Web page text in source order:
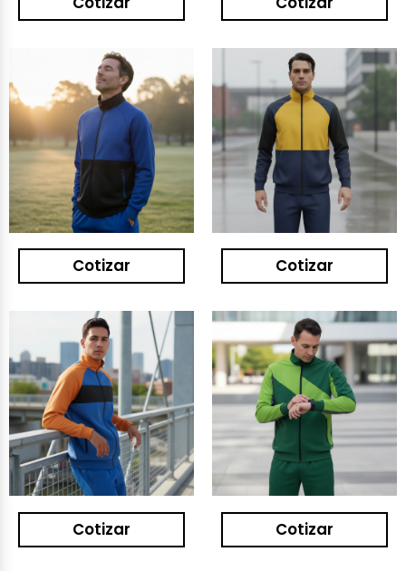
Cotizar Cotizar
Cotizar Cotizar